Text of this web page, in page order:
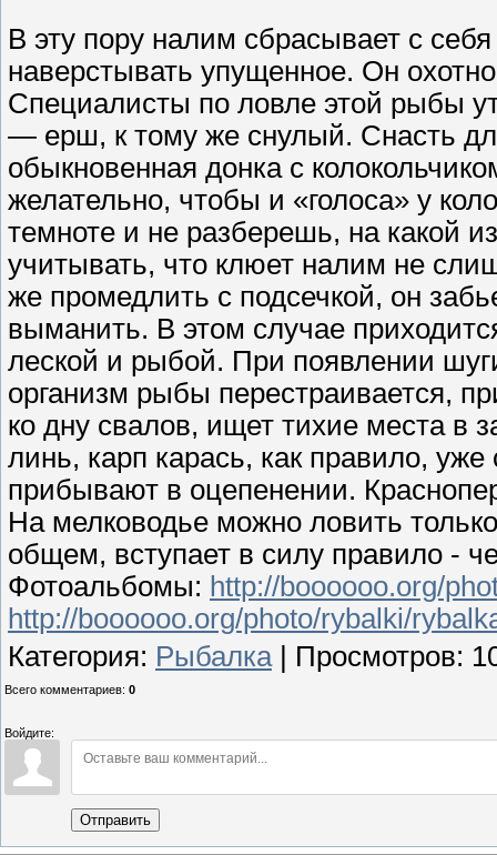
В эту пору налим сбрасывает с
наверстывать упу­щенное. Он
Специалисты по ловле этой рыбы
— ерш, к тому же снулый. Снасть
обыкновенная донка с
желательно, чтобы и «голоса» у
тем­ноте и не разберешь, на какой
учитывать, что клюет налим не
же промедлить с подсечкой, он
выманить. В этом случае
леской и рыбой. При появлении
организм рыбы перестраивается,
ко дну свалов, ищет тихие места в
линь, карп карась, как правило,
прибывают в оцепенении.
На мелководье можно ловить
общем, вступает в силу правило -
Фотоальбомы: http://boooooo.org/
http://boooooo.org/photo/rybalki/
Категория: Рыбалка| Просмотров:
Всего комментариев: 0
Войдите:
Отправить